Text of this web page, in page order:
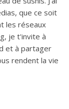
que ce soit
les réseaux
je t'invite à
et à partager
rendent la vie